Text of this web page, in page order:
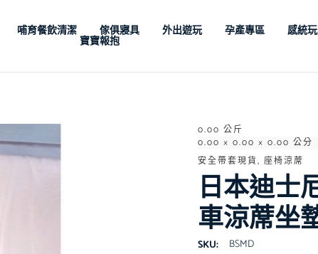
哺育餐飲清潔 傢俱寢具 外出遊玩 孕產專區 感統
寶寶報抱
0.00 公斤
0.00 × 0.00 × 0.00 公分
安全帶套現貨, 座椅涼蓆
日本迪士
車涼蓆坐
SKU: BSMD